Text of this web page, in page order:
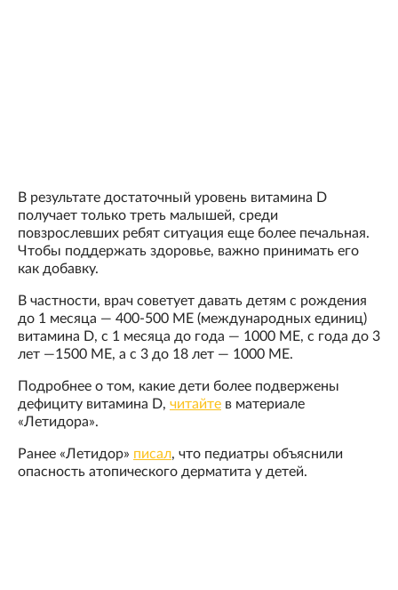
В результате достаточный уровень витамина D
получает только треть малышей, среди
повзрослевших ребят ситуация еще более печальная.
Чтобы поддержать здоровье, важно принимать его
как добавку.
В частности, врач советует давать детям с рождения
до 1 месяца — 400-500 МЕ (международных единиц)
витамина D, с 1 месяца до года — 1000 МЕ, с года до 3
лет —1500 МЕ, а с 3 до 18 лет — 1000 МЕ.
Подробнее о том, какие дети более подвержены
дефициту витамина D, читайте в материале
«Летидора».
Ранее «Летидор» писал, что педиатры объяснили
опасность атопического дерматита у детей.